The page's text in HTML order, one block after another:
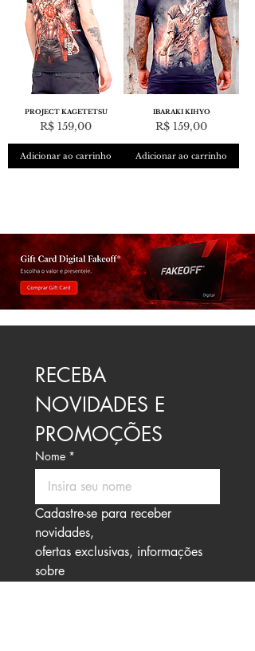
PROJECT KAGETETSU
Preço
R$ 159,00
Adicionar ao carrinho
IBARAKI KIHYO
Preço
R$ 159,00
Adicionar ao carrinho
RECEBA
NOVIDADES E
PROMOÇÕES
Nome *
Cadastre-se para receber
novidades,
ofertas exclusivas, informações
sobre